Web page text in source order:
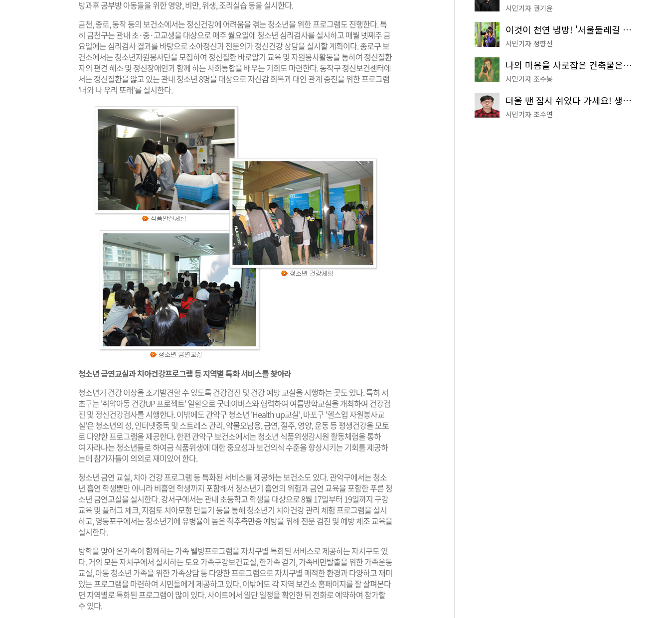
방과후 공부방 아동들을 위한 영양, 비만, 위생, 조리실습 등을 실시한다.
금천, 종로, 동작 등의 보건소에서는 정신건강에 어려움을 겪는 청소년을 위한 프로그램도 진행한다. 특
히 금천구는 관내 초·중·고교생을 대상으로 매주 월요일에 청소년 심리검사를 실시하고 매월 넷째주 금
요일에는 심리검사 결과를 바탕으로 소아정신과 전문의가 정신건강 상담을 실시할 계획이다. 종로구 보
건소에서는 청소년자원봉사단을 모집하여 정신질환 바로알기 교육 및 자원봉사활동을 통하여 정신질환
자의 편견 해소 및 정신장애인과 함께 하는 사회통합을 배우는 기회도 마련한다. 동작구 정신보건센터에
서는 정신질환을 앓고 있는 관내 청소년 8명을 대상으로 자신감 회복과 대인 관계 증진을 위한 프로그램
'너와 나 우리 또래'를 실시한다.
청소년 금연교실과 치아건강프로그램 등 지역별 특화 서비스를 찾아라
청소년기 건강 이상을 조기발견할 수 있도록 건강검진 및 건강 예방 교실을 시행하는 곳도 있다. 특히 서
초구는 '취약아동 건강UP 프로젝트' 일환으로 굿네이버스와 협력하여 여름방학교실을 개최하여 건강검
진 및 정신건강검사를 시행한다. 이밖에도 관악구 청소년 'Health up교실', 마포구 '헬스업 자원봉사교
실'은 청소년의 성, 인터넷중독 및 스트레스 관리, 약물오남용, 금연, 절주, 영양, 운동 등 평생건강을 모토
로 다양한 프로그램을 제공한다. 한편 관악구 보건소에서는 청소년 식품위생감시원 활동체험을 통하
여 자라나는 청소년들로 하여금 식품위생에 대한 중요성과 보건의식 수준을 향상시키는 기회를 제공하
는데 참가자들이 의외로 재미있어 한다.
청소년 금연 교실, 치아 건강 프로그램 등 특화된 서비스를 제공하는 보건소도 있다. 관악구에서는 청소
년 흡연 학생뿐만 아니라 비흡연 학생까지 포함해서 청소년기 흡연의 위험과 금연 교육을 포함한 푸른 청
소년 금연교실을 실시한다. 강서구에서는 관내 초등학교 학생을 대상으로 8월 17일부터 19일까지 구강
교육 및 플러그 체크, 지점토 치아모형 만들기 등을 통해 청소년기 치아건강 관리 체험 프로그램을 실시
하고, 영등포구에서는 청소년기에 유병율이 높은 척추측만증 예방을 위해 전문 검진 및 예방 체조 교육을
실시한다.
방학을 맞아 온가족이 함께하는 가족 웰빙프로그램을 자치구별 특화된 서비스로 제공하는 자치구도 있
다. 거의 모든 자치구에서 실시하는 토요 가족구강보건교실, 한가족 걷기, 가족비만탈출을 위한 가족운동
교실, 아동 청소년 가족을 위한 가족상담 등 다양한 프로그램으로 자치구별 쾌적한 환경과 다양하고 재미
있는 프로그램을 마련하여 시민들에게 제공하고 있다. 이밖에도 각 지역 보건소 홈페이지를 잘 살펴본다
면 지역별로 특화된 프로그램이 많이 있다. 사이트에서 일단 일정을 확인한 뒤 전화로 예약하여 참가할
수 있다.
시민기자 권기윤
이것이 천연 냉방! '서울둘레길 9코스'로 숲속 피서 떠나볼까
시민기자 정향선
나의 마음을 사로잡은 건축물은? '서울시 건축상' 수상작 공개!
시민기자 조수봉
더울 땐 잠시 쉬었다 가세요! 생수 냉장고부터 해피소·무더위쉼터까지
시민기자 조수연